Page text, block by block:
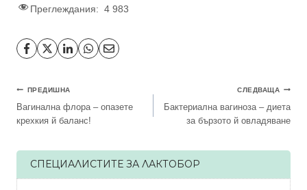
Преглеждания: 4 983
Навигация
ПРЕДИШНА
Вагинална флора – опазете
крехкия й баланс!
СЛЕДВАЩА
Бактериална вагиноза – диета
за бързото й овладяване
СПЕЦИАЛИСТИТЕ ЗА ЛАКТОБОР